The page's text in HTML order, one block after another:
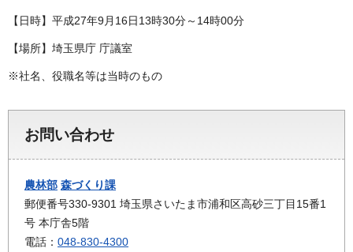
【日時】平成27年9月16日13時30分～14時00分
【場所】埼玉県庁 庁議室
※社名、役職名等は当時のもの
お問い合わせ
農林部 森づくり課
郵便番号330-9301 埼玉県さいたま市浦和区高砂三丁目15番1
号 本庁舎5階
電話： 048-830-4300